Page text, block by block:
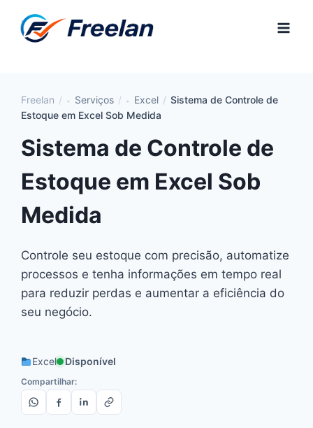
para
Freelan Serviços Excel
Sistema de Controle de
Estoque em Excel Sob Medida
Sistema de Controle de
Estoque em Excel Sob
Medida
Controle seu estoque com precisão, automatize
processos e tenha informações em tempo real
para reduzir perdas e aumentar a eficiência do
seu negócio.
Excel Disponível
Compartilhar: